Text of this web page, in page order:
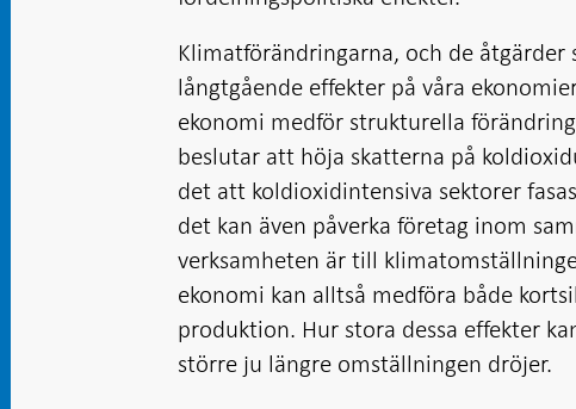
Klimatförändringarna, och de
långtgående effekter på våra
ekonomi medför strukturella
beslutar att höja skatterna på
det att koldioxidintensiva sektorer
det kan även påverka företag inom
verksamheten är till
ekonomi kan alltså medföra både
produktion. Hur stora dessa effekter
större ju längre omställningen dröjer.